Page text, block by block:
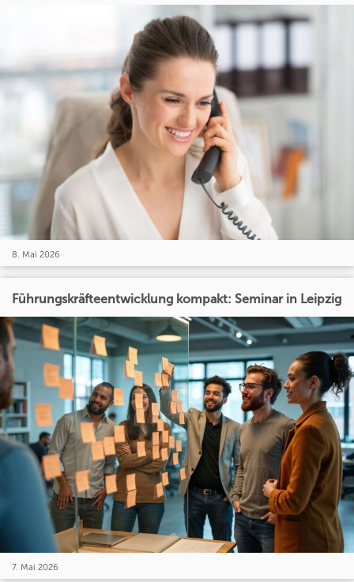
8. Mai 2026
Führungskräfteentwicklung kompakt: Seminar in Leipzig
7. Mai 2026